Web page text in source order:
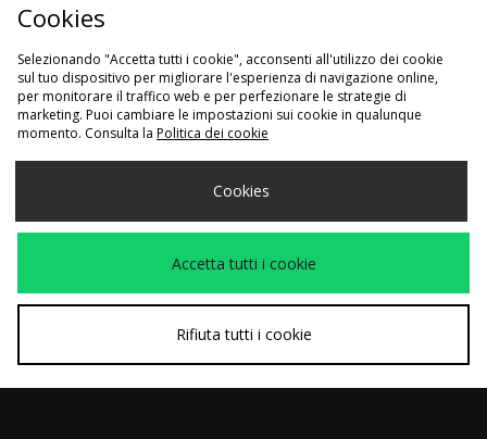
Alte Systems
65,00€ Alte Systems Analog
50,00€
Cookies
Selezionando "Accetta tutti i cookie", acconsenti all'utilizzo dei cookie
sul tuo dispositivo per migliorare l'esperienza di navigazione online,
per monitorare il traffico web e per perfezionare le strategie di
marketing. Puoi cambiare le impostazioni sui cookie in qualunque
momento. Consulta la Politica dei cookie
Cookies
Accetta tutti i cookie
Rifiuta tutti i cookie